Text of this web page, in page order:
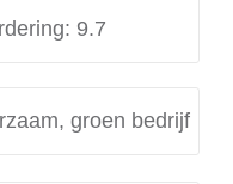
9.7
groen bedrijf